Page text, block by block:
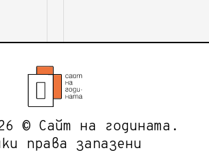
© Сайт на годината.
права запазени